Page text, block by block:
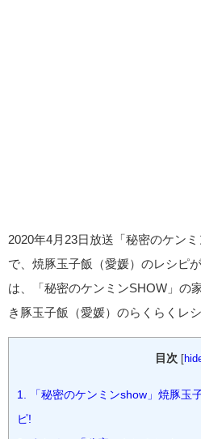
2020年4月23日放送「秘密のケン
で、焼豚玉子飯（愛媛）のレシピ
は、「秘密のケンミンSHOW」の
き豚玉子飯（愛媛）のらくらくレ
目次 [
1. 「秘密のケンミンshow」焼豚玉
ピ!